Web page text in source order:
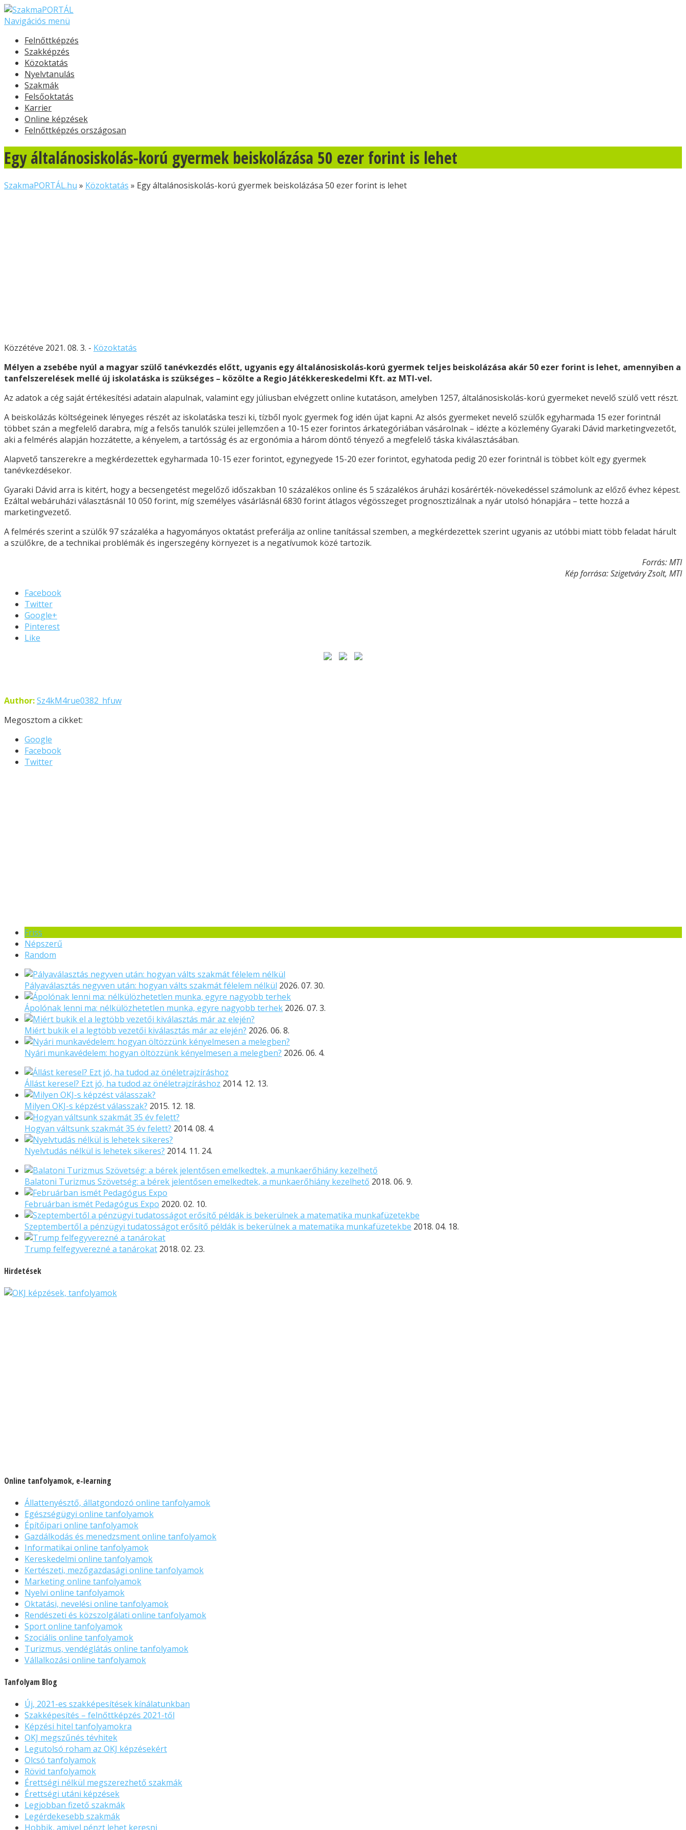
Navigációs menü
Felnőttképzés
Szakképzés
Közoktatás
Nyelvtanulás
Szakmák
Felsőoktatás
Karrier
Online képzések
Felnőttképzés országosan
Egy általánosiskolás-korú gyermek beiskolázása 50 ezer forint is lehet
SzakmaPORTÁL.hu » Közoktatás » Egy általánosiskolás-korú gyermek beiskolázása 50 ezer forint is lehet
Közzétéve 2021. 08. 3. - Közoktatás
Mélyen a zsebébe nyúl a magyar szülő tanévkezdés előtt, ugyanis egy általánosiskolás-korú gyermek teljes beiskolázása akár 50 ezer forint is lehet, amennyiben a
tanfelszerelések mellé új iskolatáska is szükséges – közölte a Regio Játékkereskedelmi Kft. az MTI-vel.
Az adatok a cég saját értékesítési adatain alapulnak, valamint egy júliusban elvégzett online kutatáson, amelyben 1257, általánosiskolás-korú gyermeket nevelő szülő vett részt.
A beiskolázás költségeinek lényeges részét az iskolatáska teszi ki, tízből nyolc gyermek fog idén újat kapni. Az alsós gyermeket nevelő szülők egyharmada 15 ezer forintnál
többet szán a megfelelő darabra, míg a felsős tanulók szülei jellemzően a 10-15 ezer forintos árkategóriában vásárolnak – idézte a közlemény Gyaraki Dávid marketingvezetőt,
aki a felmérés alapján hozzátette, a kényelem, a tartósság és az ergonómia a három döntő tényező a megfelelő táska kiválasztásában.
Alapvető tanszerekre a megkérdezettek egyharmada 10-15 ezer forintot, egynegyede 15-20 ezer forintot, egyhatoda pedig 20 ezer forintnál is többet költ egy gyermek
tanévkezdésekor.
Gyaraki Dávid arra is kitért, hogy a becsengetést megelőző időszakban 10 százalékos online és 5 százalékos áruházi kosárérték-növekedéssel számolunk az előző évhez képest.
Ezáltal webáruházi választásnál 10 050 forint, míg személyes vásárlásnál 6830 forint átlagos végösszeget prognosztizálnak a nyár utolsó hónapjára – tette hozzá a
marketingvezető.
A felmérés szerint a szülők 97 százaléka a hagyományos oktatást preferálja az online tanítással szemben, a megkérdezettek szerint ugyanis az utóbbi miatt több feladat hárult
a szülőkre, de a technikai problémák és ingerszegény környezet is a negatívumok közé tartozik.
Forrás: MTI
Kép forrása: Szigetváry Zsolt, MTI
Facebook
Twitter
Google+
Pinterest
Like
Author:Sz4kM4rue0382_hfuw
Megosztom a cikket:
Google
Facebook
Twitter
Friss
Népszerű
Random
Pályaválasztás negyven után: hogyan válts szakmát félelem nélkül 2026. 07. 30.
Ápolónak lenni ma: nélkülözhetetlen munka, egyre nagyobb terhek 2026. 07. 3.
Miért bukik el a legtöbb vezetői kiválasztás már az elején? 2026. 06. 8.
Nyári munkavédelem: hogyan öltözzünk kényelmesen a melegben? 2026. 06. 4.
Állást keresel? Ezt jó, ha tudod az önéletrajzíráshoz 2014. 12. 13.
Milyen OKJ-s képzést válasszak? 2015. 12. 18.
Hogyan váltsunk szakmát 35 év felett? 2014. 08. 4.
Nyelvtudás nélkül is lehetek sikeres? 2014. 11. 24.
Balatoni Turizmus Szövetség: a bérek jelentősen emelkedtek, a munkaerőhiány kezelhető 2018. 06. 9.
Februárban ismét Pedagógus Expo 2020. 02. 10.
Szeptembertől a pénzügyi tudatosságot erősítő példák is bekerülnek a matematika munkafüzetekbe 2018. 04. 18.
Trump felfegyverezné a tanárokat 2018. 02. 23.
Hirdetések
Online tanfolyamok, e-learning
Állattenyésztő, állatgondozó online tanfolyamok
Egészségügyi online tanfolyamok
Építőipari online tanfolyamok
Gazdálkodás és menedzsment online tanfolyamok
Informatikai online tanfolyamok
Kereskedelmi online tanfolyamok
Kertészeti, mezőgazdasági online tanfolyamok
Marketing online tanfolyamok
Nyelvi online tanfolyamok
Oktatási, nevelési online tanfolyamok
Rendészeti és közszolgálati online tanfolyamok
Sport online tanfolyamok
Szociális online tanfolyamok
Turizmus, vendéglátás online tanfolyamok
Vállalkozási online tanfolyamok
Tanfolyam Blog
Új, 2021-es szakképesítések kínálatunkban
Szakképesítés – felnőttképzés 2021-től
Képzési hitel tanfolyamokra
OKJ megszűnés tévhitek
Legutolsó roham az OKJ képzésekért
Olcsó tanfolyamok
Rövid tanfolyamok
Érettségi nélkül megszerezhető szakmák
Érettségi utáni képzések
Legjobban fizető szakmák
Legérdekesebb szakmák
Hobbik, amivel pénzt lehet keresni